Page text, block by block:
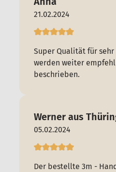
21.02.2024
Super Qualität für sehr
werden weiter
beschrieben.
Werner aus
05.02.2024
Der bestellte 3m -